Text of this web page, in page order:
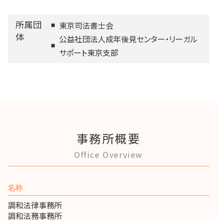
所属団
体
東京司法書士会
公益社団法人成年後見センター・リーガル
サポート東京支部
事務所概要
Office Overview
名称
調和法律事務所
調和法務事務所